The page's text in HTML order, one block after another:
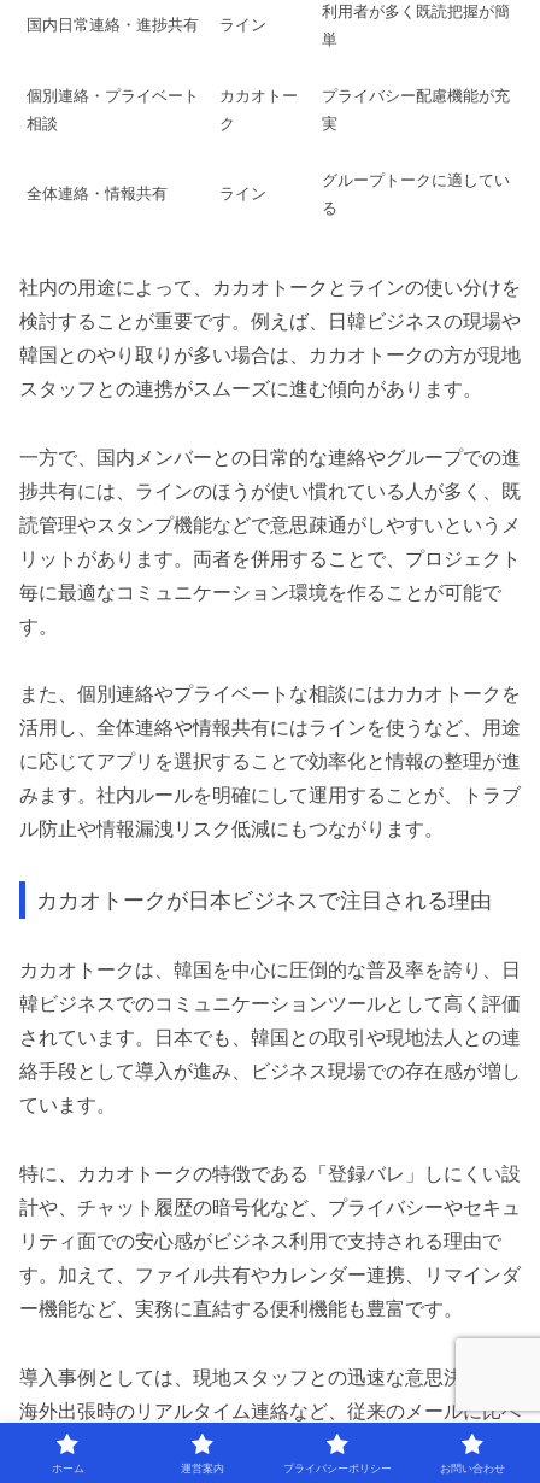
国内日常連絡・進捗共有 ライン
利用者が多く既読把握が簡
単
個別連絡・プライベート
相談
カカオトー
ク
プライバシー配慮機能が充
実
全体連絡・情報共有 ライン
グループトークに適してい
る
社内の用途によって、カカオトークとラインの使い分けを
検討することが重要です。例えば、日韓ビジネスの現場や
韓国とのやり取りが多い場合は、カカオトークの方が現地
スタッフとの連携がスムーズに進む傾向があります。
一方で、国内メンバーとの日常的な連絡やグループでの進
捗共有には、ラインのほうが使い慣れている人が多く、既
読管理やスタンプ機能などで意思疎通がしやすいというメ
リットがあります。両者を併用することで、プロジェクト
毎に最適なコミュニケーション環境を作ることが可能で
す。
また、個別連絡やプライベートな相談にはカカオトークを
活用し、全体連絡や情報共有にはラインを使うなど、用途
に応じてアプリを選択することで効率化と情報の整理が進
みます。社内ルールを明確にして運用することが、トラブ
ル防止や情報漏洩リスク低減にもつながります。
カカオトークが日本ビジネスで注目される理由
カカオトークは、韓国を中心に圧倒的な普及率を誇り、日
韓ビジネスでのコミュニケーションツールとして高く評価
されています。日本でも、韓国との取引や現地法人との連
絡手段として導入が進み、ビジネス現場での存在感が増し
ています。
特に、カカオトークの特徴である「登録バレ」しにくい設
計や、チャット履歴の暗号化など、プライバシーやセキュ
リティ面での安心感がビジネス利用で支持される理由で
す。加えて、ファイル共有やカレンダー連携、リマインダ
ー機能など、実務に直結する便利機能も豊富です。
導入事例としては、現地スタッフとの迅速な意思決定や、
海外出張時のリアルタイム連絡など、従来のメールに比べ
て格段に業務効率が向上したという声が多く見られます。
日本企業での活用が増えることで、今後さらに注目度が高
ホーム 運営案内 プライバシーポリシー お問い合わせ